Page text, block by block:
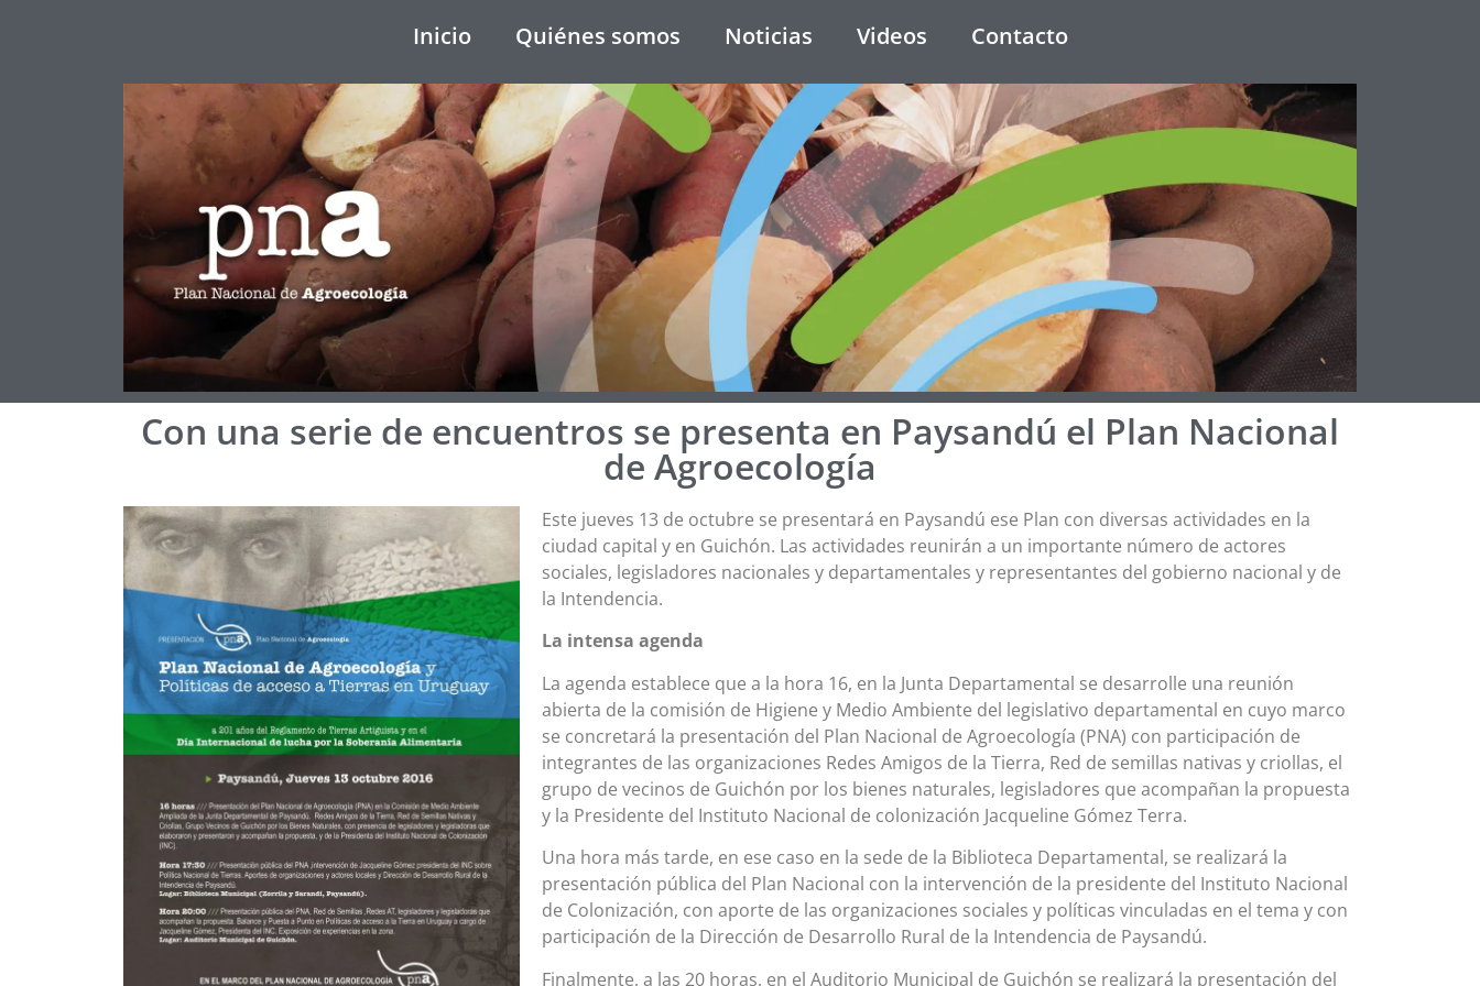
Inicio Quiénes somos Noticias Videos Contacto
Con una serie de encuentros se presenta en Paysandú el Plan Nacional
de Agroecología
Este jueves 13 de octubre se presentará en Paysandú ese Plan con diversas actividades en la
ciudad capital y en Guichón. Las actividades reunirán a un importante número de actores
sociales, legisladores nacionales y departamentales y representantes del gobierno nacional y de
la Intendencia.
La intensa agenda
La agenda establece que a la hora 16, en la Junta Departamental se desarrolle una reunión
abierta de la comisión de Higiene y Medio Ambiente del legislativo departamental en cuyo marco
se concretará la presentación del Plan Nacional de Agroecología (PNA) con participación de
integrantes de las organizaciones Redes Amigos de la Tierra, Red de semillas nativas y criollas, el
grupo de vecinos de Guichón por los bienes naturales, legisladores que acompañan la propuesta
y la Presidente del Instituto Nacional de colonización Jacqueline Gómez Terra.
Una hora más tarde, en ese caso en la sede de la Biblioteca Departamental, se realizará la
presentación pública del Plan Nacional con la intervención de la presidente del Instituto Nacional
de Colonización, con aporte de las organizaciones sociales y políticas vinculadas en el tema y con
participación de la Dirección de Desarrollo Rural de la Intendencia de Paysandú.
Finalmente, a las 20 horas, en el Auditorio Municipal de Guichón se realizará la presentación del